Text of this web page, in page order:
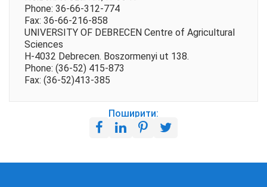
Phone: 36-66-312-774
Fax: 36-66-216-858
UNIVERSITY OF DEBRECEN Centre of Agricultural
Sciences
H-4032 Debrecen. Boszormenyi ut 138.
Phone: (36-52) 415-873
Fax: (36-52)413-385
Поширити: